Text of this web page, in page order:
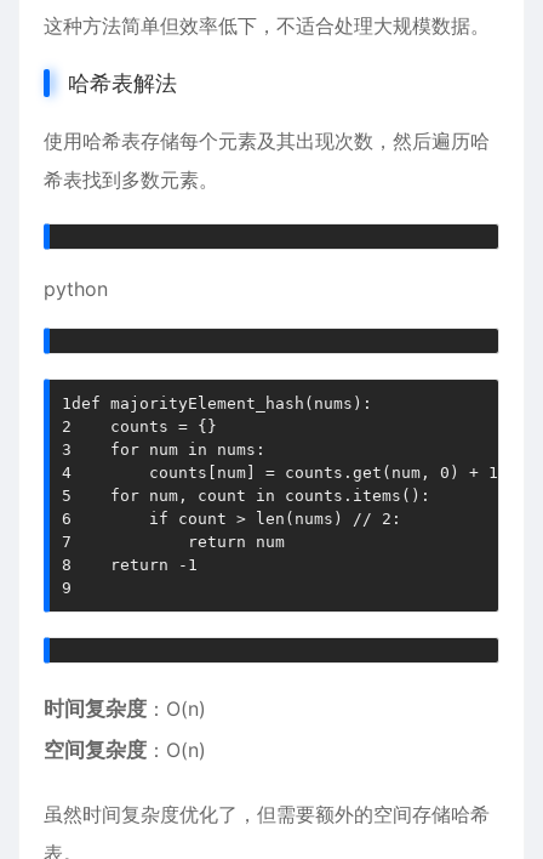
这种方法简单但效率低下，不适合处理大规模数据。
哈希表解法
使用哈希表存储每个元素及其出现次数，然后遍历哈
希表找到多数元素。
python
1def majorityElement_hash ( nums ) :
2
    counts
= { }
3
for num in nums :
4
        counts
num = counts . get ( num , 0 ) + 1
5
for num , count in counts . items ( ) :
6
if count > len ( nums ) // 2 :
7
return
8
return - 1
9
时间复杂度 ：O(n)
空间复杂度 ：O(n)
虽然时间复杂度优化了，但需要额外的空间存储哈希
表。